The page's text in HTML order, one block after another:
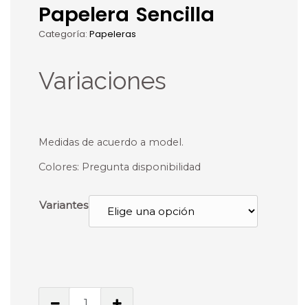
Papelera Sencilla
Categoría: Papeleras
Variaciones
Medidas de acuerdo a model.
Colores: Pregunta disponibilidad
Variantes